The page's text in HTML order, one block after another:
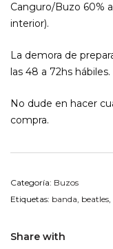
Canguro/Buzo 60%
interior).
La demora de
las 48 a 72hs hábiles.
No dude en hacer
compra.
Categoría: Buzos
Etiquetas: banda, beatles,
Share with